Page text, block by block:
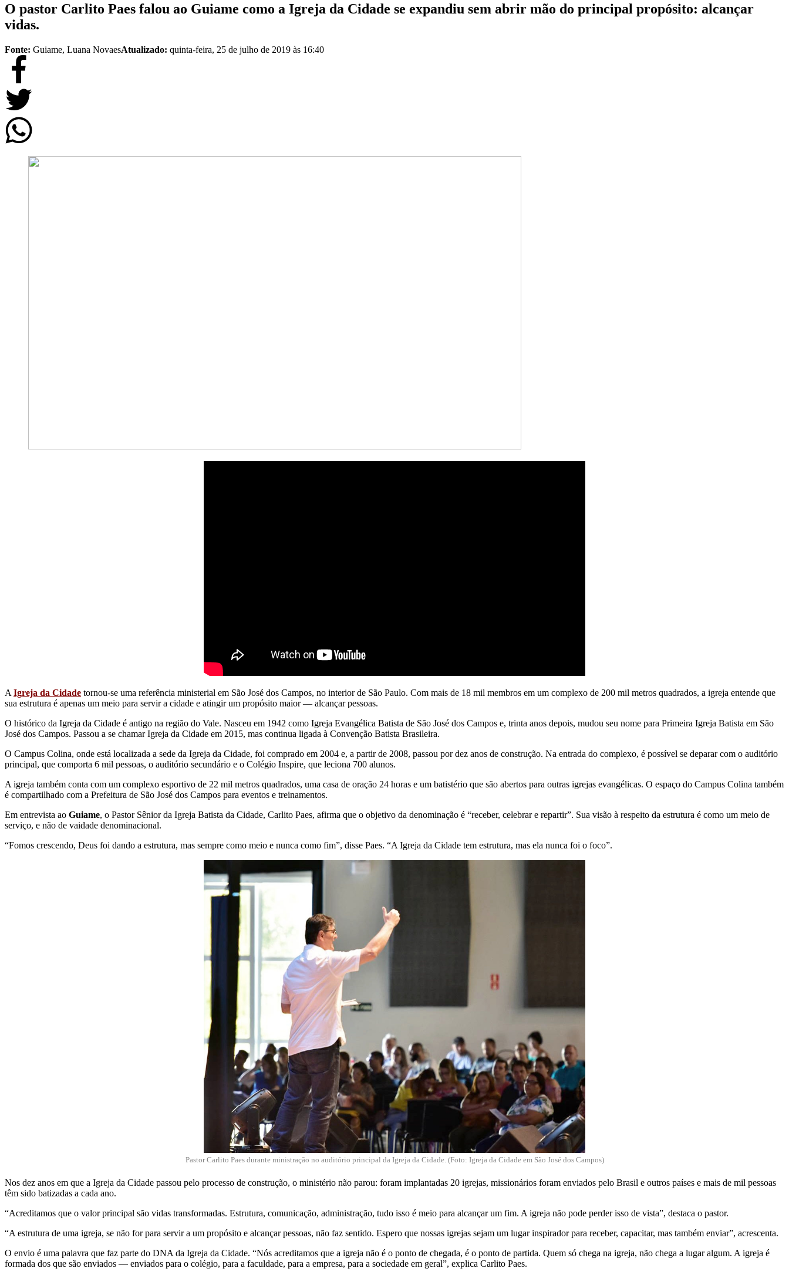
O pastor Carlito Paes falou ao Guiame como a Igreja da Cidade se expandiu sem abrir mão do principal propósito: alcançar
vidas.
Fonte: Guiame, Luana NovaesAtualizado: quinta-feira, 25 de julho de 2019 às 16:40
A Igreja da Cidade tornou-se uma referência ministerial em São José dos Campos, no interior de São Paulo. Com mais de 18 mil membros em um complexo de 200 mil metros quadrados, a igreja entende que
sua estrutura é apenas um meio para servir a cidade e atingir um propósito maior — alcançar pessoas.
O histórico da Igreja da Cidade é antigo na região do Vale. Nasceu em 1942 como Igreja Evangélica Batista de São José dos Campos e, trinta anos depois, mudou seu nome para Primeira Igreja Batista em São
José dos Campos. Passou a se chamar Igreja da Cidade em 2015, mas continua ligada à Convenção Batista Brasileira.
O Campus Colina, onde está localizada a sede da Igreja da Cidade, foi comprado em 2004 e, a partir de 2008, passou por dez anos de construção. Na entrada do complexo, é possível se deparar com o auditório
principal, que comporta 6 mil pessoas, o auditório secundário e o Colégio Inspire, que leciona 700 alunos.
A igreja também conta com um complexo esportivo de 22 mil metros quadrados, uma casa de oração 24 horas e um batistério que são abertos para outras igrejas evangélicas. O espaço do Campus Colina também
é compartilhado com a Prefeitura de São José dos Campos para eventos e treinamentos.
Em entrevista ao Guiame, o Pastor Sênior da Igreja Batista da Cidade, Carlito Paes, afirma que o objetivo da denominação é “receber, celebrar e repartir”. Sua visão à respeito da estrutura é como um meio de
serviço, e não de vaidade denominacional.
“Fomos crescendo, Deus foi dando a estrutura, mas sempre como meio e nunca como fim”, disse Paes. “A Igreja da Cidade tem estrutura, mas ela nunca foi o foco”.
Pastor Carlito Paes durante ministração no auditório principal da Igreja da Cidade. (Foto: Igreja da Cidade em São José dos Campos)
Nos dez anos em que a Igreja da Cidade passou pelo processo de construção, o ministério não parou: foram implantadas 20 igrejas, missionários foram enviados pelo Brasil e outros países e mais de mil pessoas
têm sido batizadas a cada ano.
“Acreditamos que o valor principal são vidas transformadas. Estrutura, comunicação, administração, tudo isso é meio para alcançar um fim. A igreja não pode perder isso de vista”, destaca o pastor.
“A estrutura de uma igreja, se não for para servir a um propósito e alcançar pessoas, não faz sentido. Espero que nossas igrejas sejam um lugar inspirador para receber, capacitar, mas também enviar”, acrescenta.
O envio é uma palavra que faz parte do DNA da Igreja da Cidade. “Nós acreditamos que a igreja não é o ponto de chegada, é o ponto de partida. Quem só chega na igreja, não chega a lugar algum. A igreja é
formada dos que são enviados — enviados para o colégio, para a faculdade, para a empresa, para a sociedade em geral”, explica Carlito Paes.